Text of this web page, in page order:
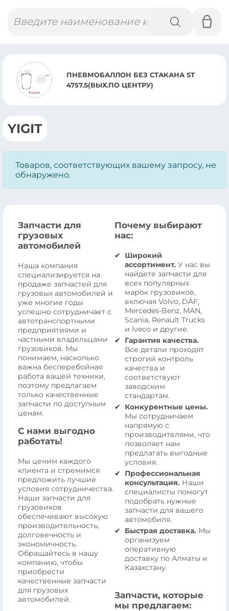
товаров
ПНЕВМОБАЛЛОН БЕЗ СТАКАНА ST
4757.S(ВЫХ.ПО ЦЕНТРУ)
YIGIT
Товаров, соответствующих вашему запросу, не
обнаружено.
Запчасти для
грузовых
автомобилей
Наша компания
специализируется на
продаже запчастей для
грузовых автомобилей и
уже многие годы
успешно сотрудничает с
автотранспортными
предприятиями и
частными владельцами
грузовиков. Мы
понимаем, насколько
важна бесперебойная
работа вашей техники,
поэтому предлагаем
только качественные
запчасти по доступным
ценам.
С нами выгодно
работать!
Мы ценим каждого
клиента и стремимся
предложить лучшие
условия сотрудничества.
Наши запчасти для
грузовиков
обеспечивают высокую
производительность,
долговечность и
экономичность.
Обращайтесь в нашу
компанию, чтобы
приобрести
качественные запчасти
для грузовых
автомобилей.
Почему выбирают
нас:
Широкий
ассортимент. У нас вы
найдете запчасти для
всех популярных
марок грузовиков,
включая Volvo, DAF,
Mercedes-Benz, MAN,
Scania, Renault Trucks
и Iveco и другие.
Гарантия качества.
Все детали проходят
строгий контроль
качества и
соответствуют
заводским
стандартам.
Конкурентные цены.
Мы сотрудничаем
напрямую с
производителями, что
позволяет нам
предлагать выгодные
условия.
Профессиональная
консультация. Наши
специалисты помогут
подобрать нужные
запчасти для вашего
автомобиля.
Быстрая доставка. Мы
организуем
оперативную
доставку по Алматы и
Казахстану.
Запчасти, которые
мы предлагаем: